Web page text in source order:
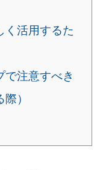
く活用するた
で注意すべき
）